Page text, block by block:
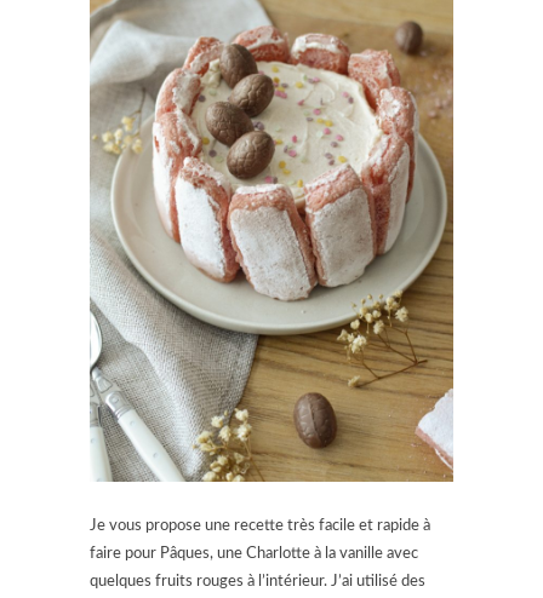
Je vous propose une recette très facile et rapide à
faire pour Pâques, une Charlotte à la vanille avec
quelques fruits rouges à l’intérieur. J’ai utilisé des